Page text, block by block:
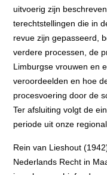
uitvoerig zijn
terechtstellingen die in
revue zijn gepasseerd,
verdere processen, de
Limburgse vrouwen en
veroordeelden en hoe
procesvoering door de
Ter afsluiting volgt de
periode uit onze
Rein van Lieshout
Nederlands Recht in